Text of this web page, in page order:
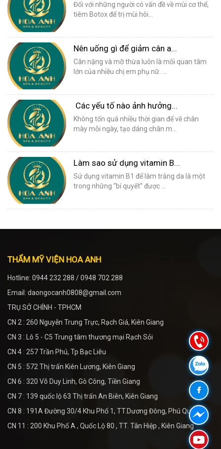
Đối với những người có vấn đề về mùi cơ thể,
tiêm Botox để trị mùi hôi...
Nên uống gì để giảm cân a...
Cân nặng và mỡ thừa luôn là mối quan tâm
lớn của nhiều chị em phụ nữ. ...
Các yếu tố nào ảnh hưởng...
Không tốn quá nhiều thời gian để vẽ chân
mày mỗi ngày, tạo dáng chân m...
Làm sao sử dụng vitamin B...
Sử dụng vitamin B1 để làm trắng da là một
trong những “bí quyết” được ...
THẨM MỸ VIỆN HOA ANH
Hotline: 0944 232 288 / 0948 702 288
Email: daongocanh0808@gmail.com
TRỤ SỞ CHÍNH - TPHCM
CN 2 : 260 Nguyễn Trung Trực, Rạch Giá, Kiên Giang
CN 3 : Lô 5 - C5 Trung tâm thương mại Rạch Sỏi
CN 4 : 257 Trần Phú, Tp Bạc Liêu
CN 5 : 572 Thị trấn Kiên Lương, Kiên Giang
CN 6 : 320 Võ Duy Linh, Gò Công, Tiền Giang
CN 7 : 139 quốc lộ 63 Thị trấn An Biên, Kiên Giang
CN 8 : 191A Đường 30/4 Khu Phố 1, TT.Dương Đông, Phú Quốc
CN 11 : 200 Khu Phố A , Quốc Lộ 80 , TT. Tân Hiệp , Kiên Giang